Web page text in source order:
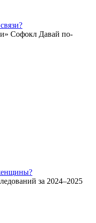
Софокл Давай по-
за 2024–2025